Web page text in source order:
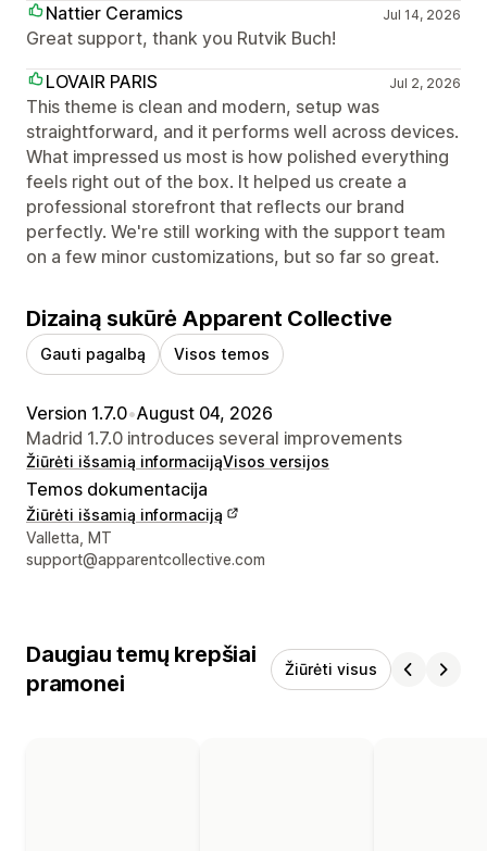
Nattier Ceramics
Jul 14, 2026
Great support, thank you Rutvik Buch!
LOVAIR PARIS
Jul 2, 2026
This theme is clean and modern, setup was
straightforward, and it performs well across devices.
What impressed us most is how polished everything
feels right out of the box. It helped us create a
professional storefront that reflects our brand
perfectly. We're still working with the support team
on a few minor customizations, but so far so great.
Dizainą sukūrė Apparent Collective
Gauti pagalbą Visos temos
Version 1.7.0•August 04, 2026
Madrid 1.7.0 introduces several improvements
Žiūrėti išsamią informacijąVisos versijos
Temos dokumentacija
Žiūrėti išsamią informaciją
Kūrėjo kontaktiniai duomenys
Valletta, MT
support@apparentcollective.com
Daugiau temų krepšiai
pramonei
Žiūrėti visus